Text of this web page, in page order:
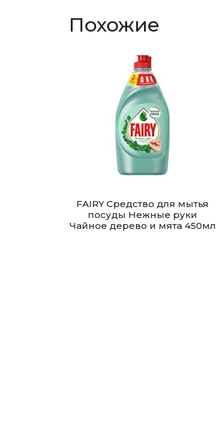
Похожие
FAIRY Средство для мытья
посуды Нежные руки
Чайное дерево и мята 450мл